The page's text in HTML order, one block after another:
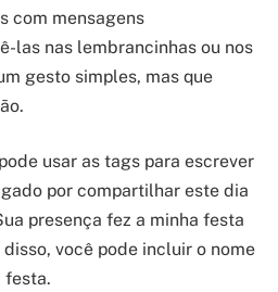
com mensagens
las nas lembrancinhas ou nos
gesto simples, mas que
usar as tags para escrever
por compartilhar este dia
presença fez a minha festa
você pode incluir o nome
festa.